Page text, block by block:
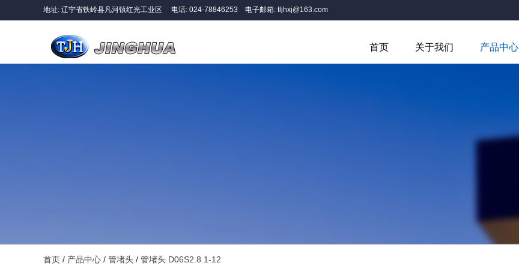
地址: 辽宁省铁岭县凡河镇红光工业区 电话: 024-78846253 电子邮箱: tljhxj@163.com
首页 关于我们 产品中心
首页 / 产品中心 / 管堵头 / 管堵头 D06S2.8.1-12